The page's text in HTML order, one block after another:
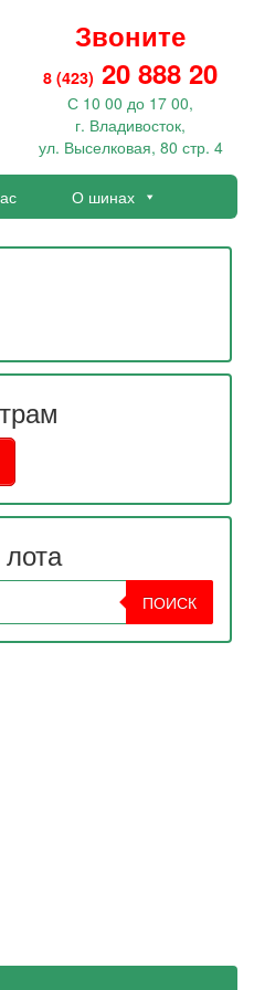
Звоните
8 (423) 20 888 20
С 10 00 до 17 00,
г. Владивосток,
ул. Выселковая, 80 стр. 4
О шинах
ПОИСК